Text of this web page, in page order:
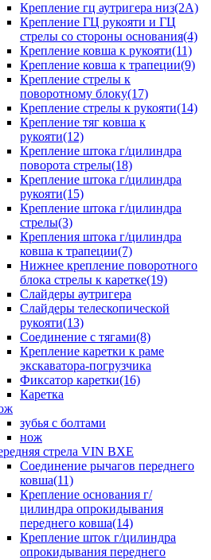
Крепление гц аутригера низ(2А)
Крепление ГЦ рукояти и ГЦ
стрелы со стороны основания(4)
Крепление ковша к рукояти(11)
Крепление ковша к трапеции(9)
Крепление стрелы к
поворотному блоку(17)
Крепление стрелы к рукояти(14)
Крепление тяг ковша к
рукояти(12)
Крепление штока г/цилиндра
поворота стрелы(18)
Крепление штока г/цилиндра
рукояти(15)
Крепление штока г/цилиндра
стрелы(3)
Крепления штока г/цилиндра
ковша к трапеции(7)
Нижнее крепление поворотного
блока стрелы к каретке(19)
Слайдеры аутригера
Слайдеры телескопической
рукояти(13)
Соединение с тягами(8)
Крепление каретки к раме
экскаватора-погрузчика
Фиксатор каретки(16)
Каретка
зубья с болтами
нож
стрела VIN BXE
Cоединение рычагов переднего
ковша(11)
Крепление основания г/
цилиндра опрокидывания
переднего ковша(14)
Крепление шток г/цилиндра
опрокидывания переднего